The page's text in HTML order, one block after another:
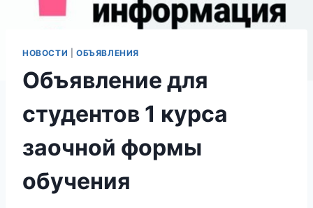
НОВОСТИ ОБЪЯВЛЕНИЯ
Объявление для
студентов 1 курса
заочной формы
обучения